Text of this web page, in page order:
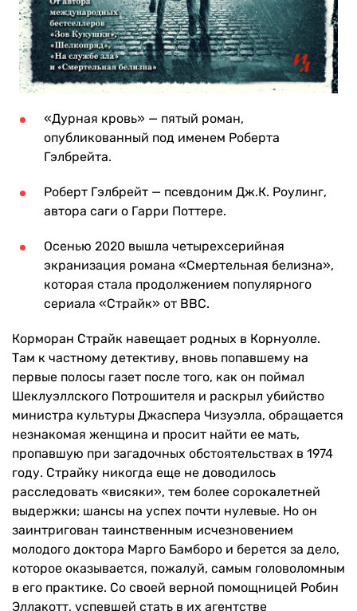
«Дурная кровь» — пятый роман,
опубликованный под именем Роберта
Гэлбрейта.
Роберт Гэлбрейт — псевдоним Дж.К. Роулинг,
автора саги о Гарри Поттере.
Осенью 2020 вышла четырехсерийная
экранизация романа «Смертельная белизна»,
которая стала продолжением популярного
сериала «Страйк» от BBC.
Корморан Страйк навещает родных в Корнуолле.
Там к частному детективу, вновь попавшему на
первые полосы газет после того, как он поймал
Шеклуэллского Потрошителя и раскрыл убийство
министра культуры Джаспера Чизуэлла, обращается
незнакомая женщина и просит найти ее мать,
пропавшую при загадочных обстоятельствах в 1974
году. Страйку никогда еще не доводилось
расследовать «висяки», тем более сорокалетней
выдержки; шансы на успех почти нулевые. Но он
заинтригован таинственным исчезновением
молодого доктора Марго Бамборо и берется за дело,
которое оказывается, пожалуй, самым головоломным
в его практике. Со своей верной помощницей Робин
Эллакотт, успевшей стать в их агентстве